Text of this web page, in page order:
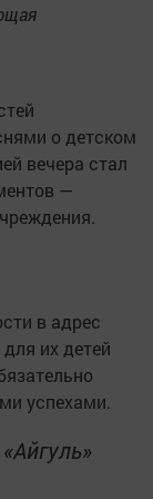
о детском
вечера стал
—
в адрес
их детей
успехами.